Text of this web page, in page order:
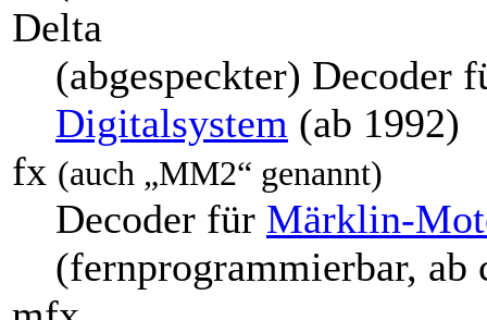
Delta
(abgespeckter) Decoder
Digitalsystem (ab 1992)
fx (auch „MM2“ genannt)
Decoder für Märklin-
(fernprogrammierbar, ab